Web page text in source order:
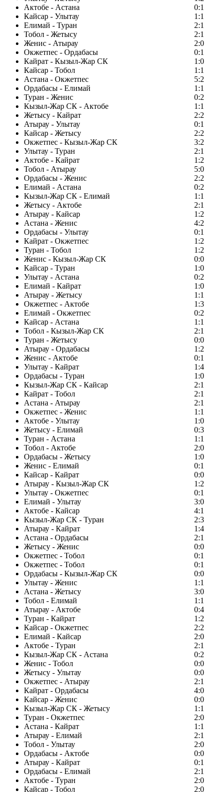
Актобе - Астана
0:1
Кайсар - Улытау
1:1
Елимай - Туран
2:1
Тобол - Жетысу
2:1
Женис - Атырау
2:0
Окжетпес - Ордабасы
0:1
Кайрат - Кызыл-Жар СК
1:0
Кайсар - Тобол
1:1
Астана - Окжетпес
5:2
Ордабасы - Елимай
1:1
Туран - Женис
0:2
Кызыл-Жар СК - Актобе
1:1
Жетысу - Кайрат
2:2
Атырау - Улытау
0:1
Кайсар - Жетысу
2:2
Окжетпес - Кызыл-Жар СК
3:2
Улытау - Туран
2:1
Актобе - Кайрат
1:2
Тобол - Атырау
5:0
Ордабасы - Женис
2:2
Елимай - Астана
0:2
Кызыл-Жар СК - Елимай
1:1
Жетысу - Актобе
2:1
Атырау - Кайсар
1:2
Астана - Женис
4:2
Ордабасы - Улытау
0:1
Кайрат - Окжетпес
1:2
Туран - Тобол
1:2
Женис - Кызыл-Жар СК
0:0
Кайсар - Туран
1:0
Улытау - Астана
0:2
Елимай - Кайрат
1:0
Атырау - Жетысу
1:1
Окжетпес - Актобе
1:3
Елимай - Окжетпес
0:2
Кайсар - Астана
1:1
Тобол - Кызыл-Жар СК
2:1
Туран - Жетысу
0:0
Атырау - Ордабасы
1:2
Женис - Актобе
0:1
Улытау - Кайрат
1:4
Ордабасы - Туран
1:0
Кызыл-Жар СК - Кайсар
2:1
Кайрат - Тобол
2:1
Астана - Атырау
2:1
Окжетпес - Женис
1:1
Актобе - Улытау
1:0
Жетысу - Елимай
0:3
Туран - Астана
1:1
Тобол - Актобе
2:0
Ордабасы - Жетысу
1:0
Женис - Елимай
0:1
Кайсар - Кайрат
0:0
Атырау - Кызыл-Жар СК
1:2
Улытау - Окжетпес
0:1
Елимай - Улытау
3:0
Актобе - Кайсар
4:1
Кызыл-Жар СК - Туран
2:3
Атырау - Кайрат
1:4
Астана - Ордабасы
2:1
Жетысу - Женис
0:0
Окжетпес - Тобол
0:1
Окжетпес - Тобол
0:1
Ордабасы - Кызыл-Жар СК
0:0
Улытау - Женис
1:1
Астана - Жетысу
3:0
Тобол - Елимай
1:1
Атырау - Актобе
0:4
Туран - Кайрат
1:2
Кайсар - Окжетпес
2:2
Елимай - Кайсар
2:0
Актобе - Туран
2:1
Кызыл-Жар СК - Астана
0:2
Женис - Тобол
0:0
Жетысу - Улытау
0:0
Окжетпес - Атырау
2:1
Кайрат - Ордабасы
4:0
Кайсар - Женис
0:0
Кызыл-Жар СК - Жетысу
1:1
Туран - Окжетпес
2:0
Астана - Кайрат
1:1
Атырау - Елимай
2:1
Тобол - Улытау
2:0
Ордабасы - Актобе
0:0
Атырау - Кайрат
0:1
Ордабасы - Елимай
2:1
Актобе - Туран
2:0
Кайсар - Тобол
2:0